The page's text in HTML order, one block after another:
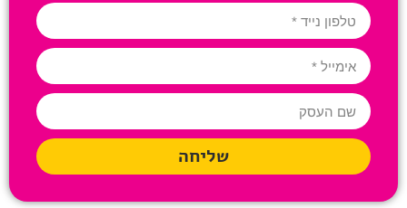
שליחה